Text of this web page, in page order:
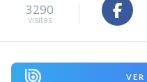
3290
visitas
VER